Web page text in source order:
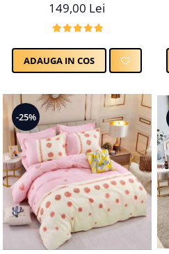
149,00 Lei
ADAUGA IN COS
-25%